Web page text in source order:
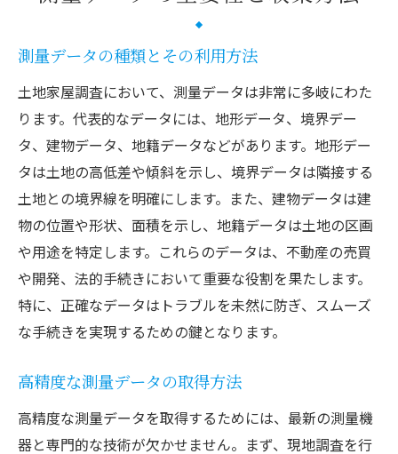
測量データの種類とその利用方法
土地家屋調査において、測量データは非常に多岐にわた
ります。代表的なデータには、地形データ、境界デー
タ、建物データ、地籍データなどがあります。地形デー
タは土地の高低差や傾斜を示し、境界データは隣接する
土地との境界線を明確にします。また、建物データは建
物の位置や形状、面積を示し、地籍データは土地の区画
や用途を特定します。これらのデータは、不動産の売買
や開発、法的手続きにおいて重要な役割を果たします。
特に、正確なデータはトラブルを未然に防ぎ、スムーズ
な手続きを実現するための鍵となります。
高精度な測量データの取得方法
高精度な測量データを取得するためには、最新の測量機
器と専門的な技術が欠かせません。まず、現地調査を行